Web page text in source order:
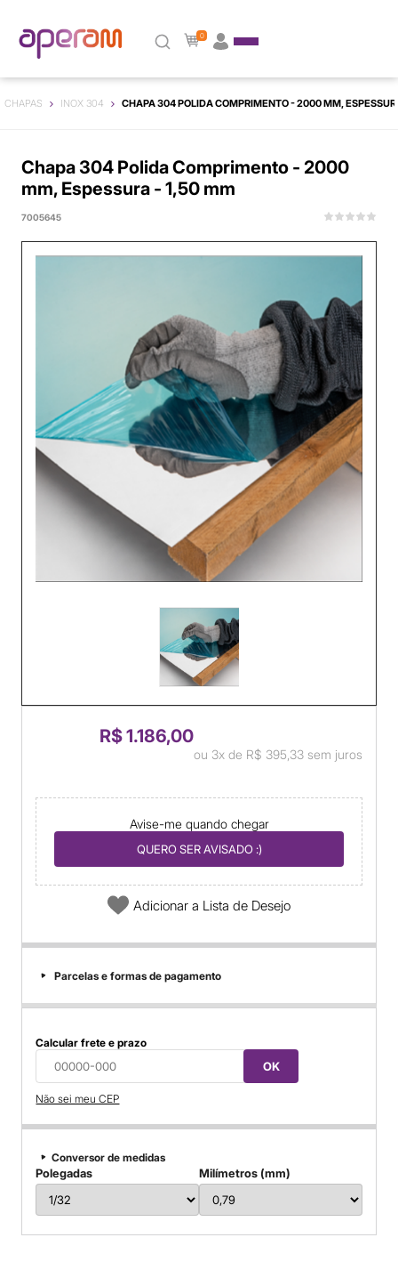
0
CHAPAS INOX 304 CHAPA 304 POLIDA COMPRIMENTO - 2000 MM,
Chapa 304 Polida Comprimento - 2000
mm, Espessura - 1,50 mm
7005645
R$ 1.186,00
ou 3x de R$ 395,33sem juros
Avise-me quando chegar
QUERO SER AVISADO :)
Adicionar a Lista de Desejo
Parcelas e formas de pagamento
Calcular frete e prazo
OK
Não sei meu CEP
Conversor de medidas
Polegadas Milímetros (mm)